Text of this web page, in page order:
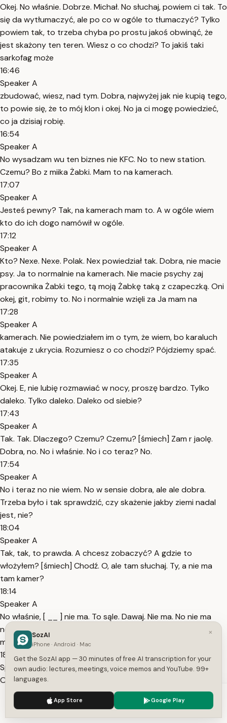
Okej. No właśnie. Dobrze. Michał. No słuchaj, powiem ci tak. To
się da wytłumaczyć, ale po co w ogóle to tłumaczyć? Tylko
powiem tak, to trzeba chyba po prostu jakoś obwinąć, że
jest skażony ten teren. Wiesz o co chodzi? To jakiś taki
sarkofag może
16:46
Speaker A
zbudować, wiesz, nad tym. Dobra, najwyżej jak nie kupią tego,
to powie się, że to mój klon i okej. No ja ci mogę powiedzieć,
co ja dzisiaj robię.
16:54
Speaker A
No wysadzam wu ten biznes nie KFC. No to new station.
Czemu? Bo z miika Żabki. Mam to na kamerach.
17:07
Speaker A
Jesteś pewny? Tak, na kamerach mam to. A w ogóle wiem
kto do ich dogo namówił w ogóle.
17:12
Speaker A
Kto? Nexe. Nexe. Polak. Nex powiedział tak. Dobra, nie macie
psy. Ja to normalnie na kamerach. Nie macie psychy zaj
pracownika Żabki tego, tą moją Żabkę taką z czapeczką. Oni
okej, git, robimy to. No i normalnie wzięli za Ja mam na
17:28
Speaker A
kamerach. Nie powiedziałem im o tym, że wiem, bo karaluch
atakuje z ukrycia. Rozumiesz o co chodzi? Pójdziemy spać.
17:35
Speaker A
Okej. E, nie lubię rozmawiać w nocy, proszę bardzo. Tylko
daleko. Tylko daleko. Daleko od siebie?
17:43
Speaker A
Tak. Tak. Dlaczego? Czemu? Czemu? [śmiech] Zam r jaolę.
Dobra, no. No i właśnie. No i co teraz? No.
17:54
Speaker A
No i teraz no nie wiem. No w sensie dobra, ale ale dobra.
Trzeba było i tak sprawdzić, czy skażenie jakby ziemi nadal
jest, nie?
18:04
Speaker A
Tak, tak, to prawda. A chcesz zobaczyć? A gdzie to
włożyłem? [śmiech] Chodź. O, ale tam słuchaj. Ty, a nie ma
tam kamer?
18:14
Speaker A
No właśnie, [ __ ] nie ma. To sąle. Dawaj. Nie ma. No nie ma
normalnie. Rozumiesz o co chodzi? Amba, Fatima było i nie
ma. W ogóle muszę udekorować to kasyno.
18:24
Speaker A
Oczywiście mam projekt. Muszę dokończyć. Ej, a w ogóle
Michał mordo ci zaraz pokażę. Minus minus pi punktów.
Czemu?
18:34
We use cookies to enhance your experience.
×
SozAI
iPhone · Android · Mac
Get the SozAI app — 30 minutes of free AI transcription for your
own audio: lectures, meetings, voice memos and YouTube. 99+
languages.
App Store Google Play